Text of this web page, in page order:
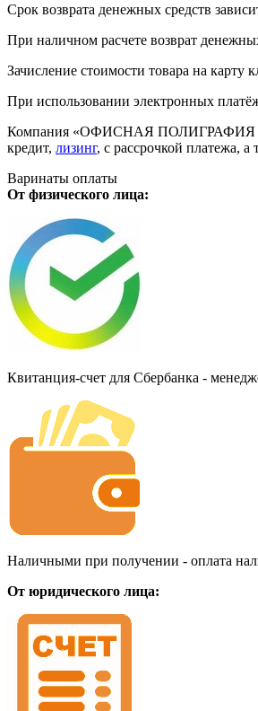
Срок возврата денежных средств
При наличном расчете возврат
Зачисление стоимости товара на карту
При использовании электронных
Компания «ОФИСНАЯ ПОЛИГРАФИЯ
кредит, лизинг, с рассрочкой платежа,
Варинаты оплаты
От физического лица:
Квитанция-счет для Сбербанка -
Наличными при получении - оплата
От юридического лица: